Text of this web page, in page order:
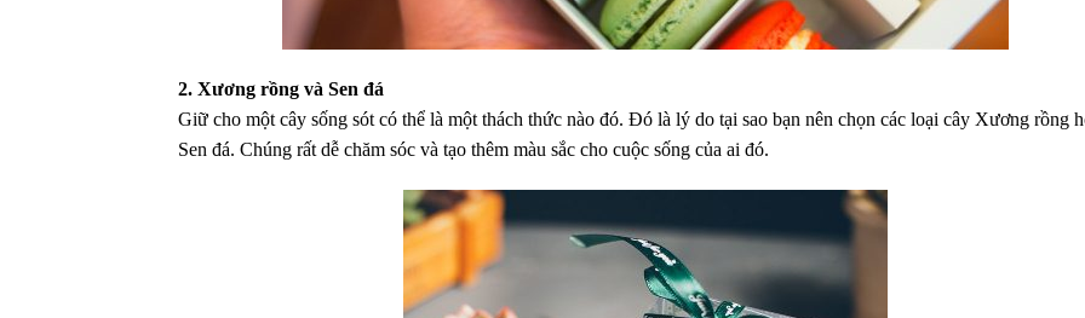
2. Xương rồng và Sen đá
Giữ cho một cây sống sót có thể là một thách thức nào đó. Đó là lý do tại sao bạn nên chọn các loại cây Xương rồng
Sen đá. Chúng rất dễ chăm sóc và tạo thêm màu sắc cho cuộc sống của ai đó.